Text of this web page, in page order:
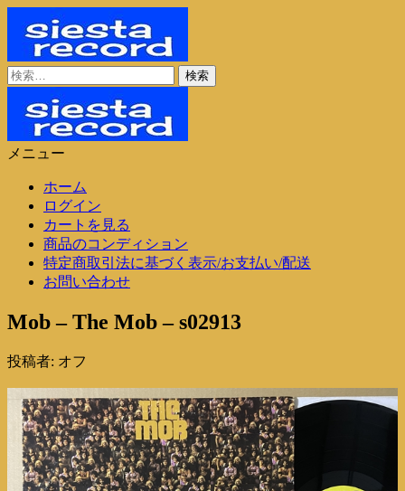
ン
ツ
キ
シエスタレコード
中古レコード通販
検
索:
メニュー
ホーム
ログイン
カートを見る
商品のコンディション
特定商取引法に基づく表示/お支払い/配送
お問い合わせ
Mob – The Mob – s02913
投稿者: オフ